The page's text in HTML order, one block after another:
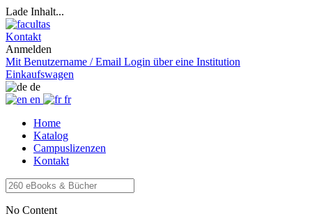
Lade Inhalt...
Kontakt
Anmelden
Mit Benutzername / Email Login über eine Institution
Einkaufswagen
de
en
fr
Home
Katalog
Campuslizenzen
Kontakt
No Content